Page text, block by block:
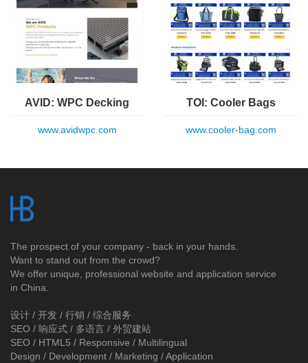
AVID: WPC Decking
www.avidwpc.com
TOI: Cooler Bags
www.cooler-bag.com
The prospect of your company - back in your hands.
Want to stand out from the crowd?
We offer unique, professional website and application service
in China.
设计 / 开发 / 行销 / 综合服务
SEO / 响应式 / 多语言 / 外贸建站
SEO / HTML5 / Responsive / Multilingual
Design / Development / Marketing / Application